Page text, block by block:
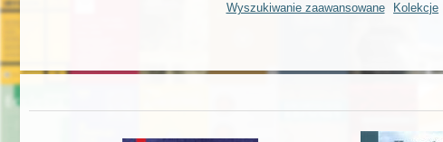
Wyszukiwanie zaawansowane Kolekcje